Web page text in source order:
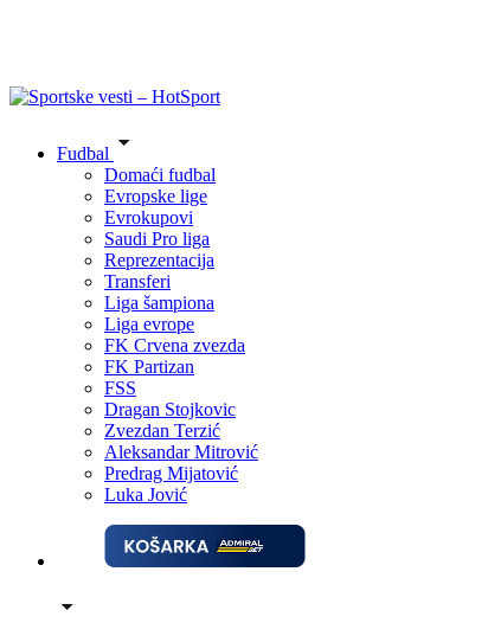
Fudbal
Domaći fudbal
Evropske lige
Evrokupovi
Saudi Pro liga
Reprezentacija
Transferi
Liga šampiona
Liga evrope
FK Crvena zvezda
FK Partizan
FSS
Dragan Stojkovic
Zvezdan Terzić
Aleksandar Mitrović
Predrag Mijatović
Luka Jović